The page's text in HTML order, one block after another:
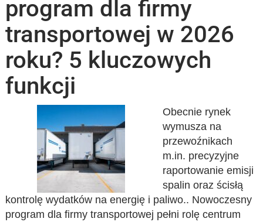
program dla firmy
transportowej w 2026
roku? 5 kluczowych
funkcji
Obecnie rynek
wymusza na
przewoźnikach
m.in. precyzyjne
raportowanie emisji
spalin oraz ścisłą
kontrolę wydatków na energię i paliwo.. Nowoczesny
program dla firmy transportowej pełni rolę centrum